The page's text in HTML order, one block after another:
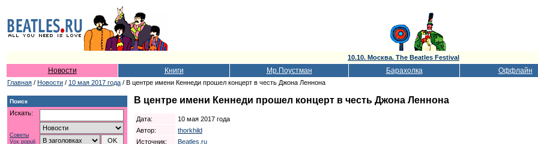
10.10. Москва. The Beatles Festival
Новости Книги Мр.Поустман Барахолка Оффлайн
Главная / Новости / 10 мая 2017 года / В центре имени Кеннеди прошел концерт в честь Джона Леннона
Поиск
Искать:
Советы
Vox populi
В центре имени Кеннеди прошел концерт в честь Джона Леннона
Дата:
10 мая 2017 года
Автор:
thorkhild
Источник:
Beatles.ru